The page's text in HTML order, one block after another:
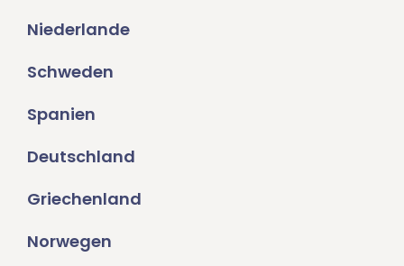
Niederlande
Schweden
Spanien
Deutschland
Griechenland
Norwegen